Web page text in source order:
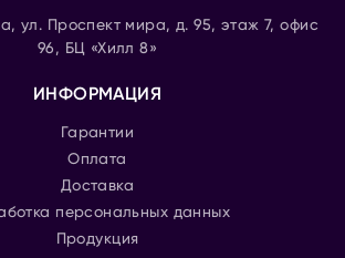
ул. Проспект мира, д. 95, этаж 7, офис
96, БЦ «Хилл 8»
ИНФОРМАЦИЯ
Гарантии
Оплата
Доставка
персональных данных
Продукция